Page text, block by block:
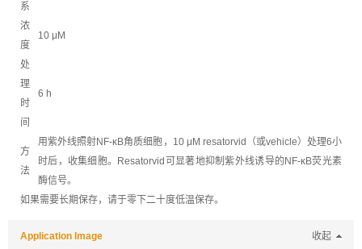
系
浓
度
10 μM
处
理
时
间
6 h
方
法
用紫外线照射NF-κB角质细胞，10 μM resatorvid（或vehicle）处理6小
时后，收集细胞。Resatorvid可显著地抑制紫外线诱导的NF-κB荧光素
酶信号。
如果需要长期保存，请于零下二十度低温保存。
Application Image 收起